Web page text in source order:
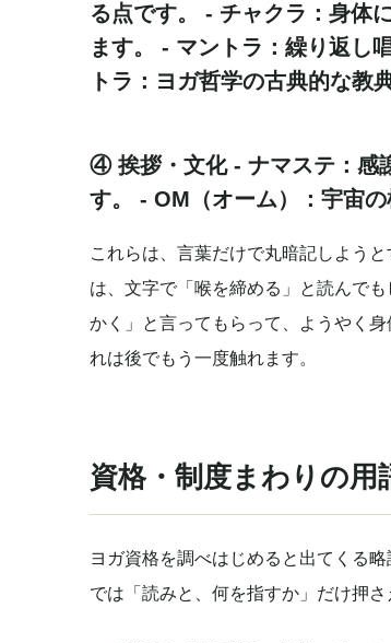
る点です。 - チャクラ ：身体
ます。 - マントラ ：繰り返し
トラ ：ヨガ哲学の古典的な教典
④ 挨拶・文化 - ナマステ ：
す。 - OM（オーム） ：宇宙
これらは、言葉だけで丸暗記しよう
は、文字で「喉を締める」と読んで
かく」と言ってもらって、ようやく身
れは後でもう一度触れます。
資格・制度まわりの用
ヨガ資格を調べはじめると出てくる
では「読みと、何を指すか」だけ押さ